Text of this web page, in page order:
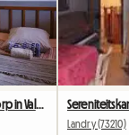
Landry (73210)